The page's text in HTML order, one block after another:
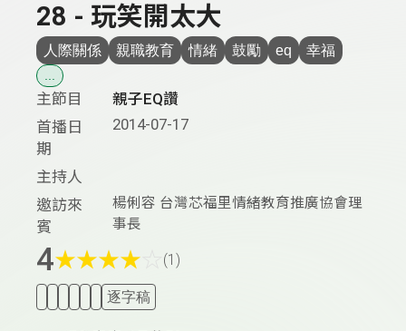
28 - 玩笑開太大
人際關係 親職教育 情緒 鼓勵 eq 幸福
...
主節目
親子EQ讚
首播日
期
2014-07-17
主持人
邀訪來
賓
楊俐容 台灣芯福里情緒教育推廣協會理
事長
4★★★★ (1)
逐字稿